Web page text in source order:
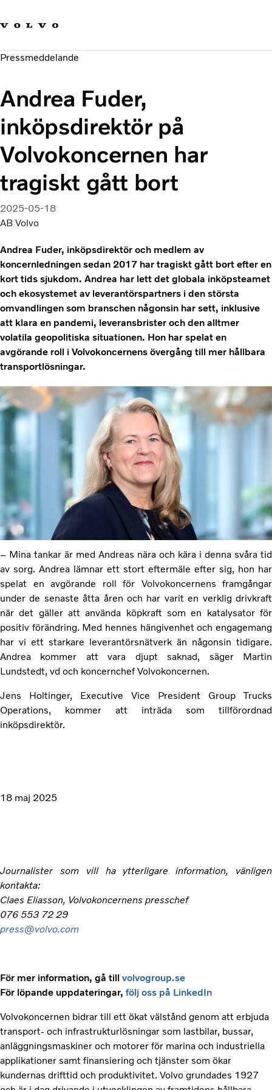
Hållbara transporter
Investerare
Nyheter och Media
Pressmeddelande
Andrea Fuder,
inköpsdirektör på
Volvokoncernen har
tragiskt gått bort
2025-05-18
AB Volvo
Andrea Fuder, inköpsdirektör och medlem av
koncernledningen sedan 2017 har tragiskt gått bort efter en
kort tids sjukdom. Andrea har lett det globala inköpsteamet
och ekosystemet av leverantörspartners i den största
omvandlingen som branschen någonsin har sett, inklusive
att klara en pandemi, leveransbrister och den alltmer
volatila geopolitiska situationen. Hon har spelat en
avgörande roll i Volvokoncernens övergång till mer hållbara
transportlösningar.
– Mina tankar är med Andreas nära och kära i denna svåra tid
av sorg. Andrea lämnar ett stort eftermäle efter sig, hon har
spelat en avgörande roll för Volvokoncernens framgångar
under de senaste åtta åren och har varit en verklig drivkraft
när det gäller att använda köpkraft som en katalysator för
positiv förändring. Med hennes hängivenhet och engagemang
har vi ett starkare leverantörsnätverk än någonsin tidigare.
Andrea kommer att vara djupt saknad, säger Martin
Lundstedt, vd och koncernchef Volvokoncernen.
Jens Holtinger, Executive Vice President Group Trucks
Operations, kommer att inträda som tillförordnad
inköpsdirektör.
18 maj 2025
Journalister som vill ha ytterligare information, vänligen
kontakta:
Claes Eliasson, Volvokoncernens presschef
076 553 72 29
press@volvo.com
För mer information, gå till volvogroup.se
För löpande uppdateringar, följ oss på LinkedIn
Volvokoncernen bidrar till ett ökat välstånd genom att erbjuda
transport- och infrastrukturlösningar som lastbilar, bussar,
anläggningsmaskiner och motorer för marina och industriella
applikationer samt finansiering och tjänster som ökar
kundernas drifttid och produktivitet. Volvo grundades 1927